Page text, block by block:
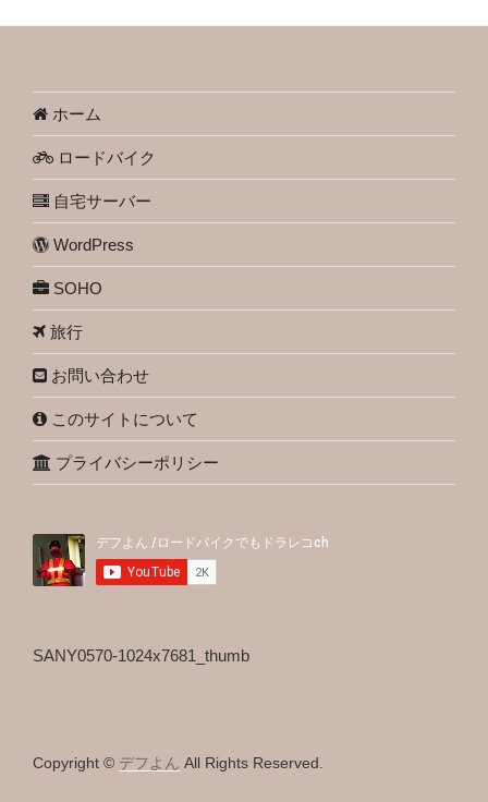
ホーム
ロードバイク
自宅サーバー
WordPress
SOHO
旅行
お問い合わせ
このサイトについて
プライバシーポリシー
SANY0570-1024x7681_thumb
Copyright © デフよん All Rights Reserved.